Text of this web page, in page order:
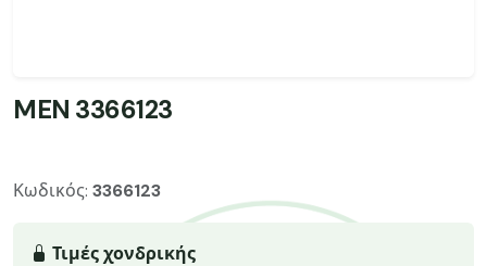
MEN 3366123
Κωδικός: 3366123
Τιμές χονδρικής